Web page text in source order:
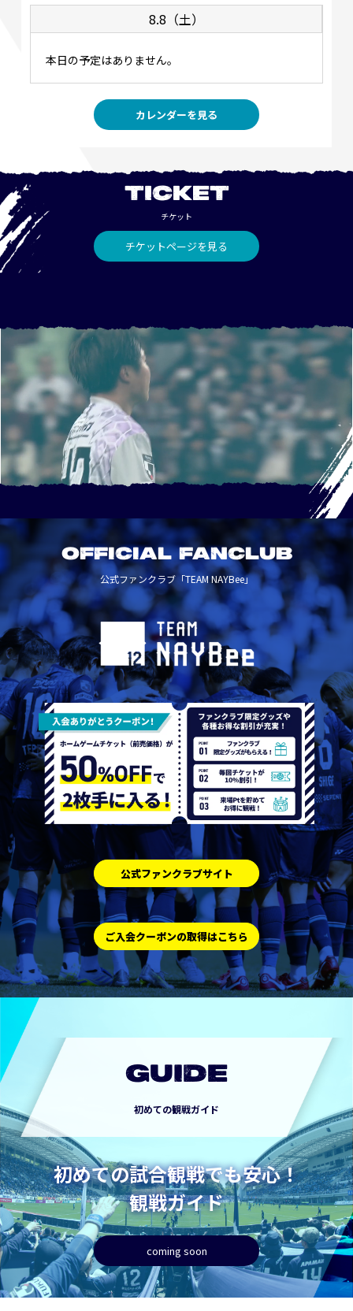
8.8（土）
本日の予定はありません。
カレンダーを見る
TICKET
チケット
チケットページを見る
OFFICIAL FANCLUB
公式ファンクラブ「TEAM NAYBee」
公式ファンクラブサイト
ご入会クーポンの取得はこちら
GUIDE
初めての観戦ガイド
初めての試合観戦でも安心！
観戦ガイド
coming soon